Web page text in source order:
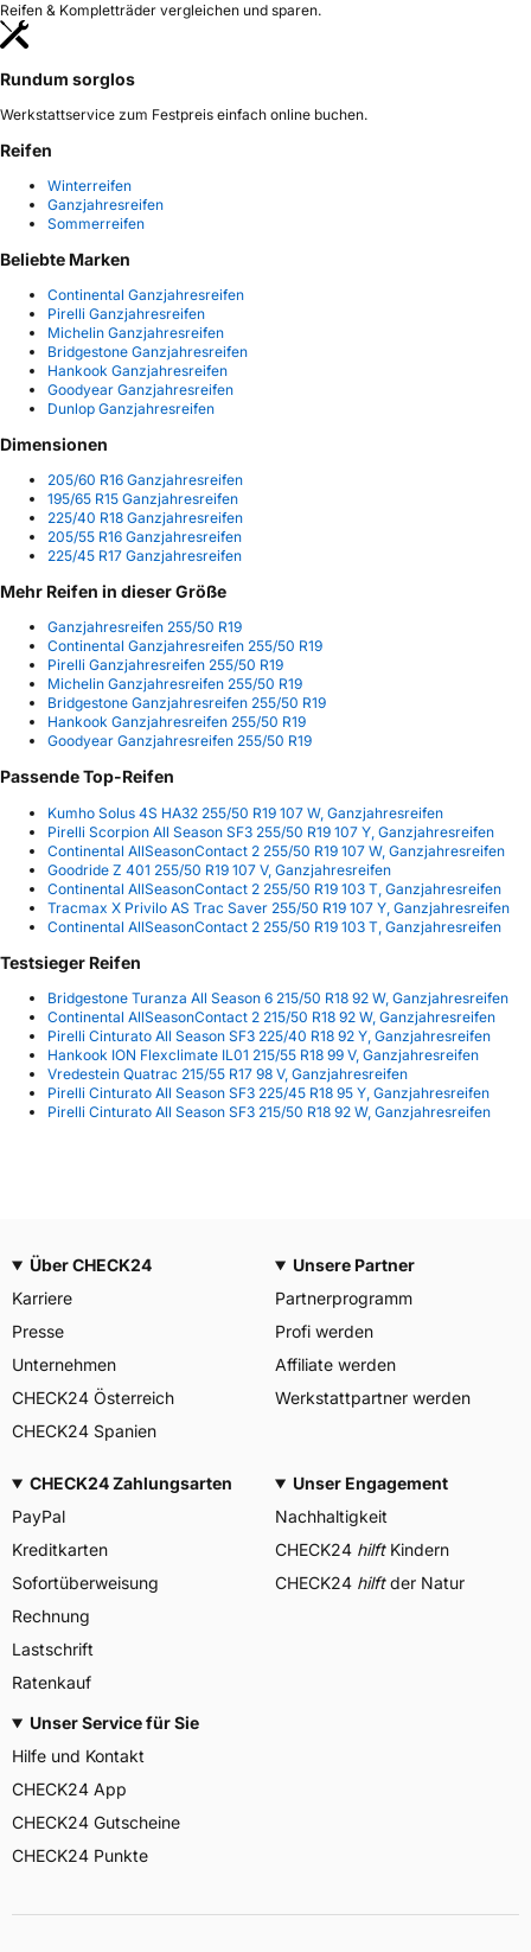
Reifen & Kompletträder vergleichen und sparen.
Rundum sorglos
Werkstattservice zum Festpreis einfach online buchen.
Reifen
Winterreifen
Ganzjahresreifen
Sommerreifen
Beliebte Marken
Continental Ganzjahresreifen
Pirelli Ganzjahresreifen
Michelin Ganzjahresreifen
Bridgestone Ganzjahresreifen
Hankook Ganzjahresreifen
Goodyear Ganzjahresreifen
Dunlop Ganzjahresreifen
Dimensionen
205/60 R16 Ganzjahresreifen
195/65 R15 Ganzjahresreifen
225/40 R18 Ganzjahresreifen
205/55 R16 Ganzjahresreifen
225/45 R17 Ganzjahresreifen
Mehr Reifen in dieser Größe
Ganzjahresreifen 255/50 R19
Continental Ganzjahresreifen 255/50 R19
Pirelli Ganzjahresreifen 255/50 R19
Michelin Ganzjahresreifen 255/50 R19
Bridgestone Ganzjahresreifen 255/50 R19
Hankook Ganzjahresreifen 255/50 R19
Goodyear Ganzjahresreifen 255/50 R19
Passende Top-Reifen
Kumho Solus 4S HA32 255/50 R19 107 W, Ganzjahresreifen
Pirelli Scorpion All Season SF3 255/50 R19 107 Y, Ganzjahresreifen
Continental AllSeasonContact 2 255/50 R19 107 W, Ganzjahresreifen
Goodride Z 401 255/50 R19 107 V, Ganzjahresreifen
Continental AllSeasonContact 2 255/50 R19 103 T, Ganzjahresreifen
Tracmax X Privilo AS Trac Saver 255/50 R19 107 Y, Ganzjahresreifen
Continental AllSeasonContact 2 255/50 R19 103 T, Ganzjahresreifen
Testsieger Reifen
Bridgestone Turanza All Season 6 215/50 R18 92 W, Ganzjahresreifen
Continental AllSeasonContact 2 215/50 R18 92 W, Ganzjahresreifen
Pirelli Cinturato All Season SF3 225/40 R18 92 Y, Ganzjahresreifen
Hankook ION Flexclimate IL01 215/55 R18 99 V, Ganzjahresreifen
Vredestein Quatrac 215/55 R17 98 V, Ganzjahresreifen
Pirelli Cinturato All Season SF3 225/45 R18 95 Y, Ganzjahresreifen
Pirelli Cinturato All Season SF3 215/50 R18 92 W, Ganzjahresreifen
Über CHECK24
Karriere
Presse
Unternehmen
CHECK24 Österreich
CHECK24 Spanien
Unsere Partner
Partnerprogramm
Profi werden
Affiliate werden
Werkstattpartner werden
CHECK24 Zahlungsarten
PayPal
Kreditkarten
Sofortüberweisung
Rechnung
Lastschrift
Ratenkauf
Unser Engagement
Nachhaltigkeit
CHECK24 hilftKindern
CHECK24 hilftder Natur
Unser Service für Sie
Hilfe und Kontakt
CHECK24 App
CHECK24 Gutscheine
CHECK24 Punkte